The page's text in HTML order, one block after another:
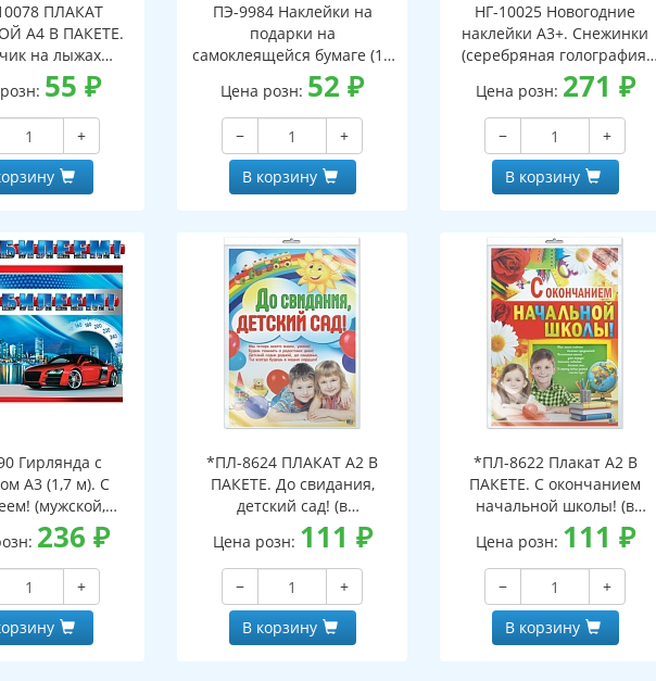
ПЛАКАТ
А4 В ПАКЕТЕ.
на лыжах
(блестки, в
упаковке,
и клеевым
клапаном)
55₽
+
ПЭ-9984 Наклейки на
подарки на
самоклеящейся бумаге (18
шт. на листе, наклейки
62х40 мм)
Цена розн: 52₽
−
+
В корзину
НГ-10025 Новогодние
наклейки А3+. Снежинки
(серебряная голография,
многоразовые, видны с
обеих сторон)
Цена розн: 271 ₽
−
+
В корзину
Гирлянда с
А3 (1,7 м). С
(мужской,
в лаке)
236 ₽
+
*ПЛ-8624 ПЛАКАТ А2 В
ПАКЕТЕ. До свидания,
детский сад! (в
индивидуальной упаковке,
с европодвесом и клеевым
клапаном)
Цена розн: 111 ₽
−
+
В корзину
*ПЛ-8622 Плакат А2 В
ПАКЕТЕ. С окончанием
начальной школы! (в
индивидуальной упаковке,
с европодвесом и клеевым
клапаном)
Цена розн: 111 ₽
−
+
В корзину